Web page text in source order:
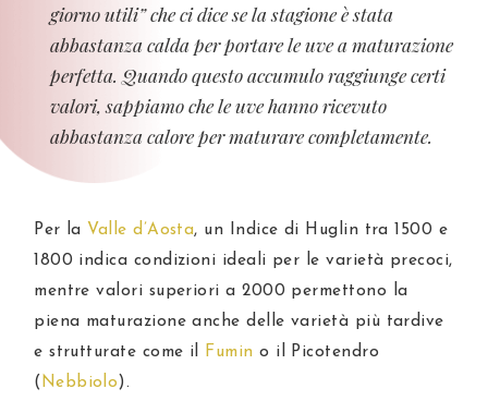
giorno utili” che ci dice se la stagione è stata
abbastanza calda per portare le uve a maturazione
perfetta. Quando questo accumulo raggiunge certi
valori, sappiamo che le uve hanno ricevuto
abbastanza calore per maturare completamente.
Per la Valle d’Aosta, un Indice di Huglin tra 1500 e
1800 indica condizioni ideali per le varietà precoci,
mentre valori superiori a 2000 permettono la
piena maturazione anche delle varietà più tardive
e strutturate come il
Fumin o il Picotendro
( Nebbiolo).